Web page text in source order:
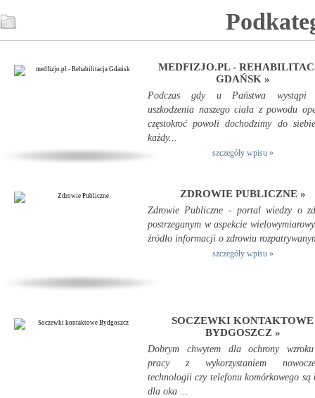
MEDFIZJO.PL -
GDAŃSK »
Podczas gdy u Państwa wystąpi
uszkodzenia naszego ciała z powodu
częstokroć powoli dochodzimy do
każdy...
szczegóły wpisu »
ZDROWIE PUBLICZNE »
Zdrowie Publiczne - portal wiedzy o
postrzeganym w aspekcie
źródło informacji o zdrowiu
szczegóły wpisu »
SOCZEWKI KONTAKTOWE
BYDGOSZCZ »
Dobrym chwytem dla ochrony
pracy z wykorzystaniem
technologii czy telefonu komórkowego są
dla oka ...